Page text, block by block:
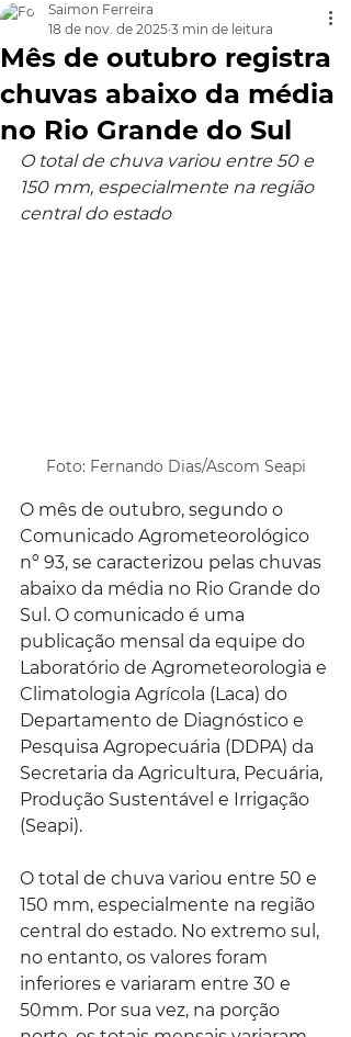
Mês de outubro registra
chuvas abaixo da média
no Rio Grande do Sul
Saimon Ferreira
18 de nov. de 2025 3 min de leitura
O total de chuva variou entre 50 e
150 mm, especialmente na região
central do estado
Foto: Fernando Dias/Ascom Seapi
O mês de outubro, segundo o
Comunicado Agrometeorológico
nº 93, se caracterizou pelas chuvas
abaixo da média no Rio Grande do
Sul. O comunicado é uma
publicação mensal da equipe do
Laboratório de Agrometeorologia e
Climatologia Agrícola (Laca) do
Departamento de Diagnóstico e
Pesquisa Agropecuária (DDPA) da
Secretaria da Agricultura, Pecuária,
Produção Sustentável e Irrigação
(Seapi).
O total de chuva variou entre 50 e
150 mm, especialmente na região
central do estado. No extremo sul,
no entanto, os valores foram
inferiores e variaram entre 30 e
50mm. Por sua vez, na porção